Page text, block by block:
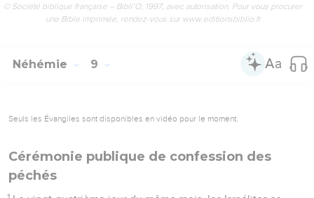
© Société biblique française – Bibli’O, 1997, avec autorisation. Pour vous procurer
une Bible imprimée, rendez-vous sur www.editionsbiblio.fr
Néhémie 9
Seuls les Évangiles sont disponibles en vidéo pour le moment.
Cérémonie publique de confession des
péchés
1